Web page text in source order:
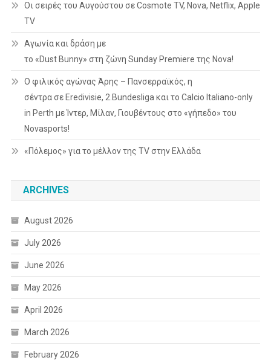
Οι σειρές του Αυγούστου σε Cosmote TV, Nova, Netflix, Apple
TV
Αγωνία και δράση με
το «Dust Bunny» στη ζώνη Sunday Premiere της Nova!
Ο φιλικός αγώνας Άρης – Πανσερραϊκός, η
σέντρα σε Eredivisie, 2.Bundesliga και το Calcio Italiano-only
in Perth με Ίντερ, Μίλαν, Γιουβέντους στο «γήπεδο» του
Novasports!
«Πόλεμος» για το μέλλον της TV στην Ελλάδα
ARCHIVES
August 2026
July 2026
June 2026
May 2026
April 2026
March 2026
February 2026